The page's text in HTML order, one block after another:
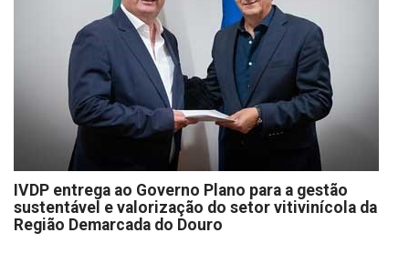
IVDP entrega ao Governo Plano para a gestão
sustentável e valorização do setor vitivinícola da
Região Demarcada do Douro